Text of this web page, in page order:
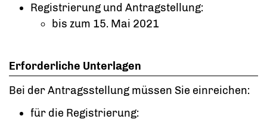
Registrierung und Antragstellung:
bis zum 15. Mai 2021
Erforderliche Unterlagen
Bei der Antragsstellung müssen Sie einreichen:
für die Registrierung: